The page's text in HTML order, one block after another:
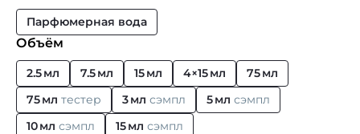
Парфюмерная вода
Объём
2.5 мл 7.5 мл 15 мл 4×15 мл
75 мл
75 мл тестер 3 мл сэмпл 5 мл сэмпл
10 мл сэмпл 15 мл сэмпл